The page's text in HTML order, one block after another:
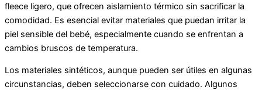
fleece ligero, que ofrecen aislamiento térmico sin sacrificar la
comodidad. Es esencial evitar materiales que puedan irritar la
piel sensible del bebé, especialmente cuando se enfrentan a
cambios bruscos de temperatura.
Los materiales sintéticos, aunque pueden ser útiles en algunas
circunstancias, deben seleccionarse con cuidado. Algunos